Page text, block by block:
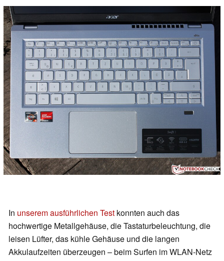
In unserem ausführlichen Test konnten auch das
hochwertige Metallgehäuse, die Tastaturbeleuchtung, die
leisen Lüfter, das kühle Gehäuse und die langen
Akkulaufzeiten überzeugen – beim Surfen im WLAN-Netz